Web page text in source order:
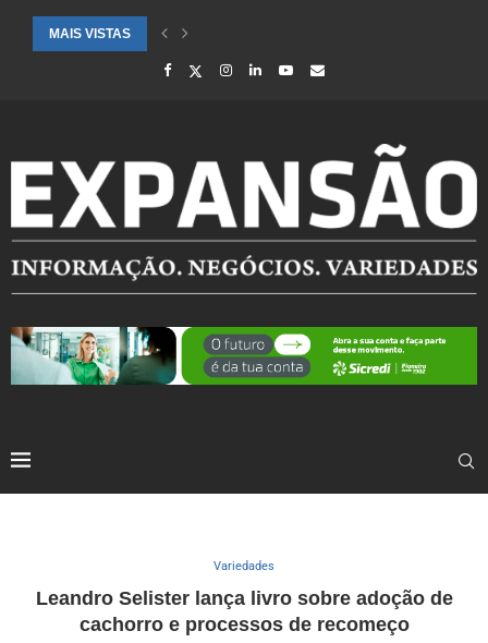
MAIS VISTAS
CIDADES ATENDIDAS PELO SEBRAE RS SÃO DESTAQUE EM
Variedades
Leandro Selister lança livro sobre adoção de
cachorro e processos de recomeço